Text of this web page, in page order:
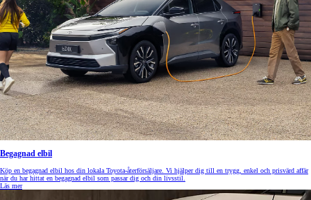
Begagnad elbil
Köp en begagnad elbil hos din lokala Toyota-återförsäljare. Vi hjälper dig till en trygg, enkel och prisvärd affär
när du har hittat en begagnad elbil som passar dig och din livsstil.
Läs mer